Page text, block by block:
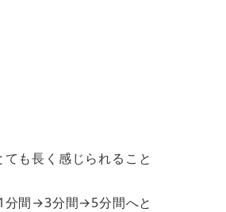
も長く感じられること
分間→3分間→5分間へと